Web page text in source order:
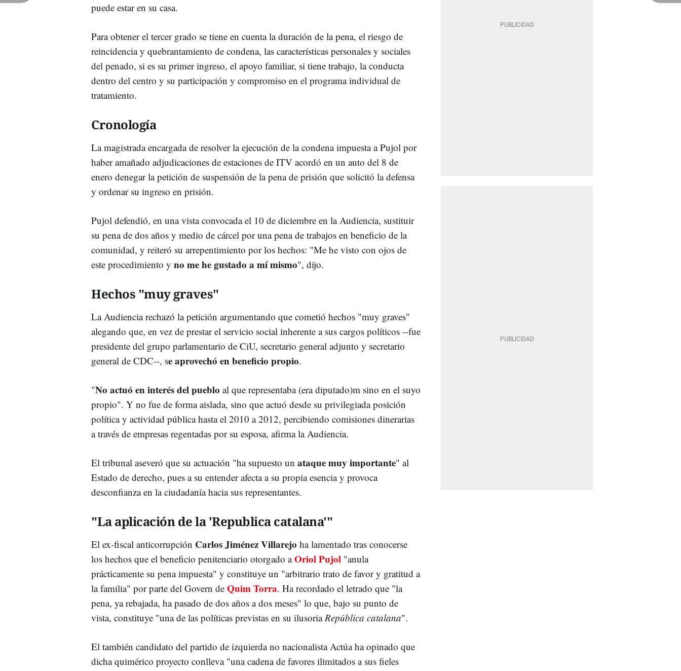
puede estar en su casa.
Para obtener el tercer grado se tiene en cuenta la duración de la pena, el riesgo de
reincidencia y quebrantamiento de condena, las características personales y sociales
del penado, si es su primer ingreso, el apoyo familiar, si tiene trabajo, la conducta
dentro del centro y su participación y compromiso en el programa individual de
tratamiento.
Cronología
La magistrada encargada de resolver la ejecución de la condena impuesta a Pujol por
haber amañado adjudicaciones de estaciones de ITV acordó en un auto del 8 de
enero denegar la petición de suspensión de la pena de prisión que solicitó la defensa
y ordenar su ingreso en prisión.
Pujol defendió, en una vista convocada el 10 de diciembre en la Audiencia, sustituir
su pena de dos años y medio de cárcel por una pena de trabajos en beneficio de la
comunidad, y reiteró su arrepentimiento por los hechos: "Me he visto con ojos de
este procedimiento y no me he gustado a mí mismo", dijo.
Hechos "muy graves"
La Audiencia rechazó la petición argumentando que cometió hechos "muy graves"
alegando que, en vez de prestar el servicio social inherente a sus cargos políticos --fue
presidente del grupo parlamentario de CiU, secretario general adjunto y secretario
general de CDC--, se aprovechó en beneficio propio.
"No actuó en interés del pueblo al que representaba (era diputado)m sino en el suyo
propio". Y no fue de forma aislada, sino que actuó desde su privilegiada posición
política y actividad pública hasta el 2010 a 2012, percibiendo comisiones dinerarias
a través de empresas regentadas por su esposa, afirma la Audiencia.
El tribunal aseveró que su actuación "ha supuesto un ataque muy importante" al
Estado de derecho, pues a su entender afecta a su propia esencia y provoca
desconfianza en la ciudadanía hacia sus representantes.
"La aplicación de la 'Republica catalana'"
El ex-fiscal anticorrupción Carlos Jiménez Villarejo ha lamentado tras conocerse
los hechos que el beneficio penitenciario otorgado aOriol Pujol "anula
prácticamente su pena impuesta" y constituye un "arbitrario trato de favor y gratitud a
la familia" por parte del Govern de Quim Torra. Ha recordado el letrado que "la
pena, ya rebajada, ha pasado de dos años a dos meses" lo que, bajo su punto de
vista, constituye "una de las políticas previstas en su ilusoria República catalana".
El también candidato del partido de izquierda no nacionalista Actúa ha opinado que
dicha quimérico proyecto conlleva "una cadena de favores ilimitados a sus fieles